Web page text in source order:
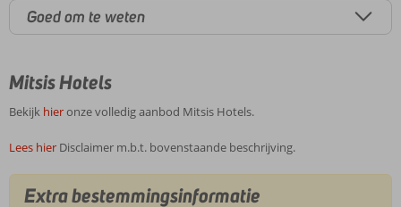
Goed om te weten
Mitsis Hotels
Bekijk hieronze volledig aanbod Mitsis Hotels.
Lees hier Disclaimer m.b.t. bovenstaande beschrijving.
Extra bestemmingsinformatie